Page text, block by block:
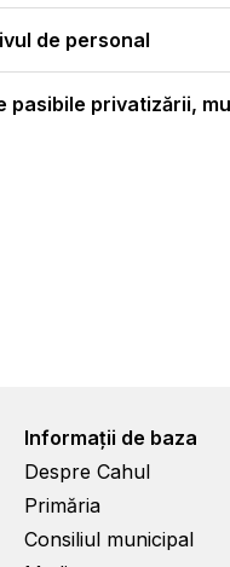
de personal
pasibile privatizării,
Informații de baza
Despre Cahul
Primăria
Consiliul municipal